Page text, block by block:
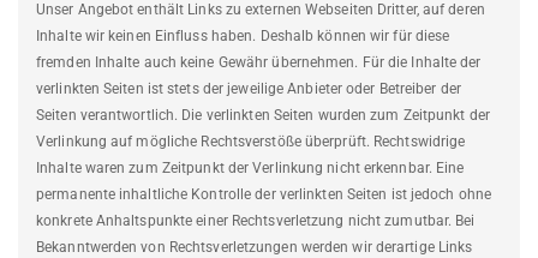
Unser Angebot enthält Links zu externen Webseiten Dritter, auf deren
Inhalte wir keinen Einfluss haben. Deshalb können wir für diese
fremden Inhalte auch keine Gewähr übernehmen. Für die Inhalte der
verlinkten Seiten ist stets der jeweilige Anbieter oder Betreiber der
Seiten verantwortlich. Die verlinkten Seiten wurden zum Zeitpunkt der
Verlinkung auf mögliche Rechtsverstöße überprüft. Rechtswidrige
Inhalte waren zum Zeitpunkt der Verlinkung nicht erkennbar. Eine
permanente inhaltliche Kontrolle der verlinkten Seiten ist jedoch ohne
konkrete Anhaltspunkte einer Rechtsverletzung nicht zumutbar. Bei
Bekanntwerden von Rechtsverletzungen werden wir derartige Links